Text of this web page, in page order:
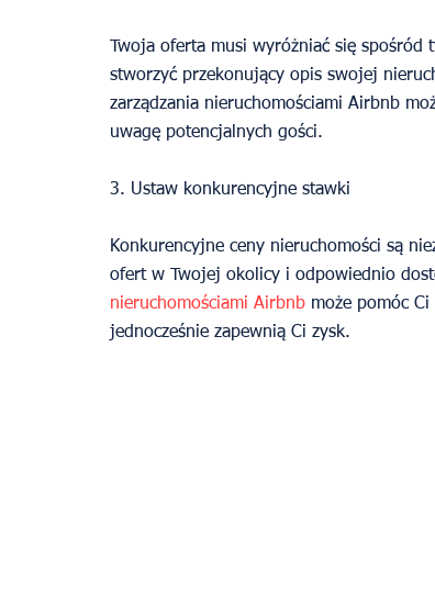
Twoja oferta musi wyróżniać się spośród
stworzyć przekonujący opis swojej
zarządzania nieruchomościami Airbnb
uwagę potencjalnych gości.
3. Ustaw konkurencyjne stawki
Konkurencyjne ceny nieruchomości są
ofert w Twojej okolicy i odpowiednio
nieruchomościami Airbnb może pomóc
jednocześnie zapewnią Ci zysk.